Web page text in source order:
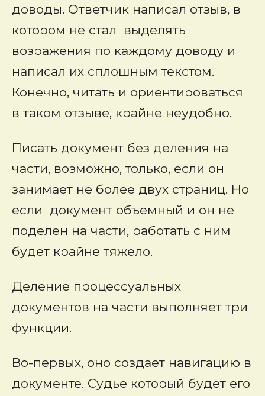
доводы. Ответчик написал отзыв, в
котором не стал выделять
возражения по каждому доводу и
написал их сплошным текстом.
Конечно, читать и ориентироваться
в таком отзыве, крайне неудобно.
Писать документ без деления на
части, возможно, только, если он
занимает не более двух страниц. Но
если документ объемный и он не
поделен на части, работать с ним
будет крайне тяжело.
Деление процессуальных
документов на части выполняет три
функции.
Во-первых, оно создает навигацию в
документе. Судье который будет его